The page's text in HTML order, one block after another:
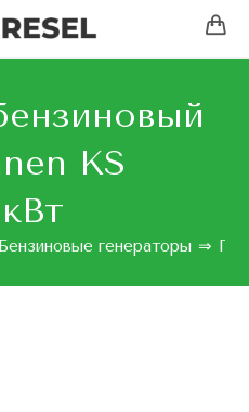
KS
Бензиновые генераторы ⇒